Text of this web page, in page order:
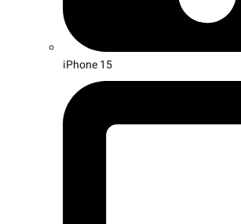
iPhone 15